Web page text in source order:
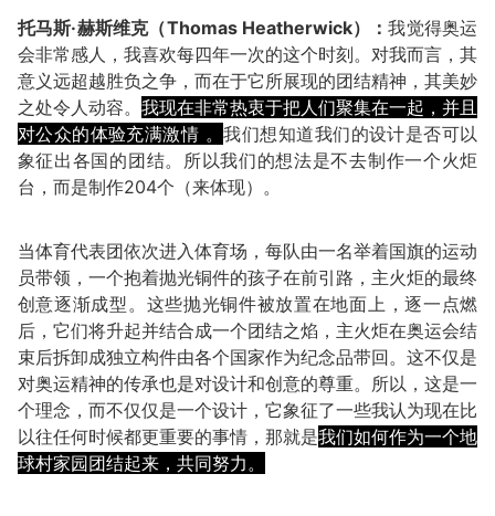
托马斯·赫斯维克（Thomas Heatherwick）：我觉得奥运
会非常感人，我喜欢每四年一次的这个时刻。对我而言，其
意义远超越胜负之争，而在于它所展现的团结精神，其美妙
之处令人动容。 我现在非常热衷于把人们聚集在一起，并且
对公众的体验充满激情 。我们想知道我们的设计是否可以
象征出各国的团结。所以我们的想法是不去制作一个火炬
台，而是制作204个（来体现）。
当体育代表团依次进入体育场，每队由一名举着国旗的运动
员带领，一个抱着抛光铜件的孩子在前引路，主火炬的最终
创意逐渐成型。这些抛光铜件被放置在地面上，逐一点燃
后，它们将升起并结合成一个团结之焰，主火炬在奥运会结
束后拆卸成独立构件由各个国家作为纪念品带回。这不仅是
对奥运精神的传承也是对设计和创意的尊重。所以，这是一
个理念，而不仅仅是一个设计，它象征了一些我认为现在比
以往任何时候都更重要的事情，那就是我们如何作为一个地
球村家园团结起来，共同努力。